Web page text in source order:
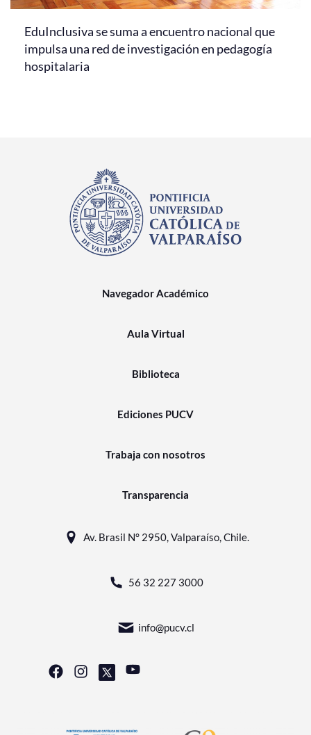
EduInclusiva se suma a encuentro nacional que
impulsa una red de investigación en pedagogía
hospitalaria
Navegador Académico
Aula Virtual
Biblioteca
Ediciones PUCV
Trabaja con nosotros
Transparencia
Av. Brasil N° 2950, Valparaíso, Chile.
56 32 227 3000
info@pucv.cl